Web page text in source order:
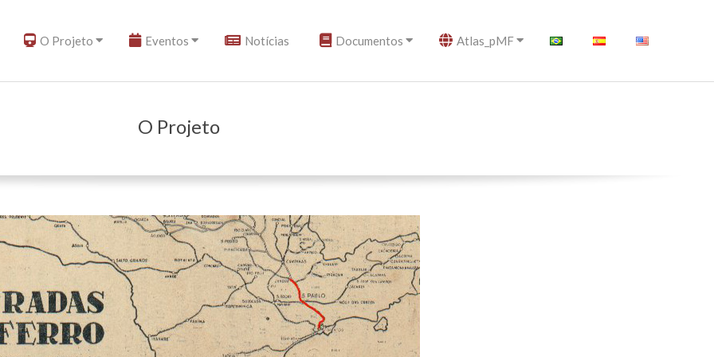
O Projeto Eventos Notícias Documentos Atlas_pMF
O Projeto